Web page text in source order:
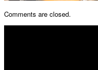
Comments are closed.